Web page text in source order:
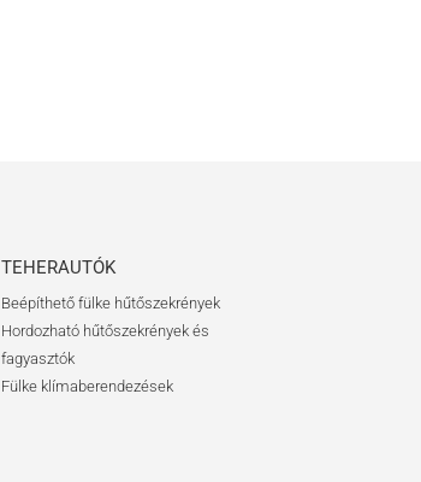
TEHERAUTÓK
Beépíthető fülke hűtőszekrények
Hordozható hűtőszekrények és
fagyasztók
Fülke klímaberendezések